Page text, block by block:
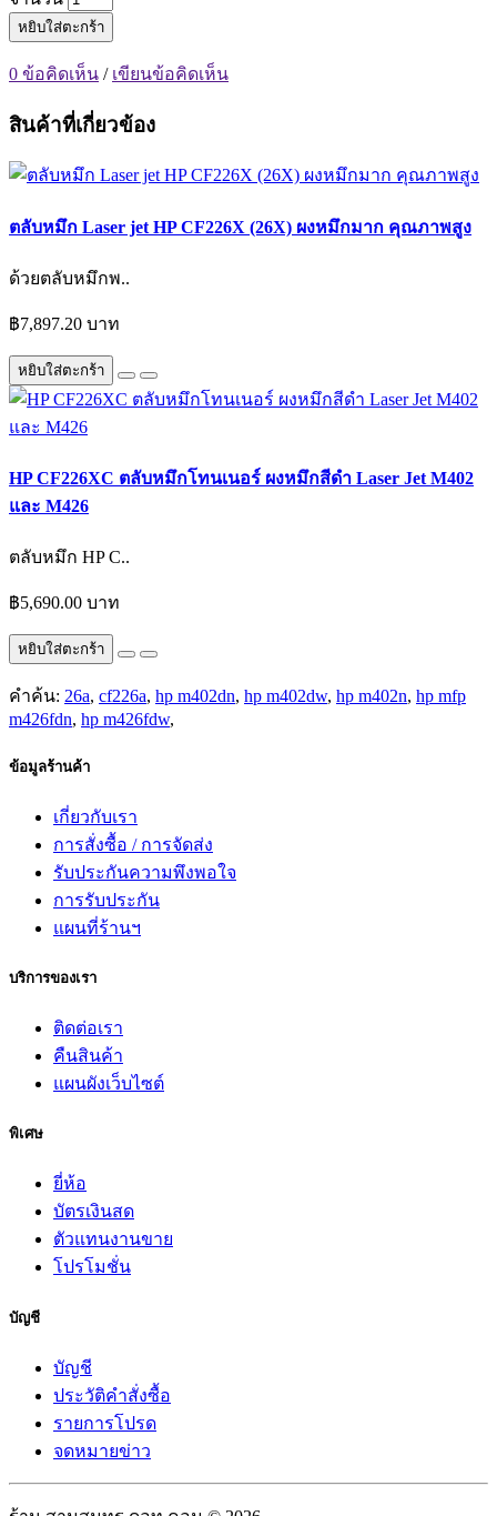
หยิบใส่ตะกร้า
0 ข้อคิดเห็น / เขียนข้อคิดเห็น
สินค้าที่เกี่ยวข้อง
ตลับหมึก Laser jet HP CF226X (26X) ผงหมึกมาก คุณภาพสูง
ด้วยตลับหมึกพ..
฿7,897.20 บาท
หยิบใส่ตะกร้า
HP CF226XC ตลับหมึกโทนเนอร์ ผงหมึกสีดำ Laser Jet M402
และ M426
ตลับหมึก HP C..
฿5,690.00 บาท
หยิบใส่ตะกร้า
คำค้น: 26a, cf226a, hp m402dn, hp m402dw, hp m402n, hp mfp
m426fdn, hp m426fdw,
ข้อมูลร้านค้า
เกี่ยวกับเรา
การสั่งซื้อ / การจัดส่ง
รับประกันความพึงพอใจ
การรับประกัน
แผนที่ร้านฯ
บริการของเรา
ติดต่อเรา
คืนสินค้า
แผนผังเว็บไซต์
พิเศษ
ยี่ห้อ
บัตรเงินสด
ตัวแทนงานขาย
โปรโมชั่น
บัญชี
บัญชี
ประวัติคำสั่งซื้อ
รายการโปรด
จดหมายข่าว